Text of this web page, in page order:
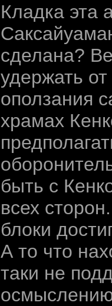
Кладка эта
сделана?
удержать
оползания
храмах
быть с
всех
блоки
А то что
таки не